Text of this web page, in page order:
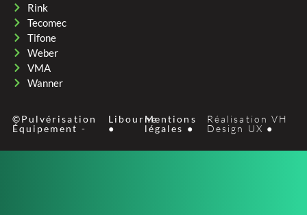
Rink
Tecomec
Tifone
Weber
VMA
Wanner
©Pulvérisation
Équipement -
Libourne
●
Mentions
légales ●
Réalisation VH
Design UX ●